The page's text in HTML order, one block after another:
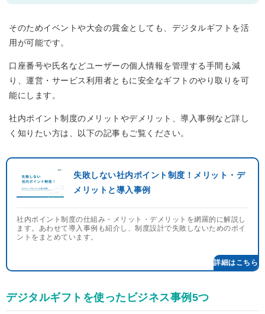
そのためイベントや大会の賞金としても、デジタルギフトを活
用が可能です。
口座番号や氏名などユーザーの個人情報を管理する手間も減
り、運営・サービス利用者ともに安全なギフトのやり取りを可
能にします。
社内ポイント制度のメリットやデメリット、導入事例など詳し
く知りたい方は、以下の記事もご覧ください。
失敗しない社内ポイント制度！メリット・デ
メリットと導入事例
社内ポイント制度の仕組み・メリット・デメリットを網羅的に解説し
ます。あわせて導入事例も紹介し、制度設計で失敗しないためのポイ
ントをまとめています。
デジタルギフトを使ったビジネス事例5つ